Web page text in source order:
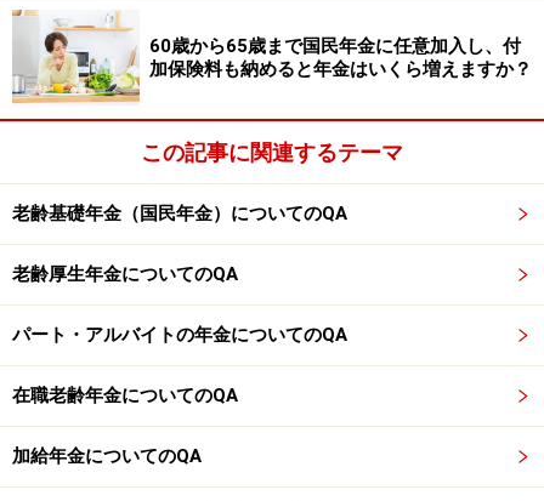
【編集部からのお知らせ】
・「家計」について、アンケート（2026/8/31まで）を実施
中です！
※抽選で20名にAmazonギフト券1000円分プレゼント
※謝礼付きの限定アンケートやモニター企画に参加が可能に
60歳から65歳まで国民年金に任意加入し、付
加保険料も納めると年金はいくら増えますか？
この記事に関連するテーマ
老齢基礎年金（国民年金）についてのQA
老齢厚生年金についてのQA
パート・アルバイトの年金についてのQA
在職老齢年金についてのQA
加給年金についてのQA